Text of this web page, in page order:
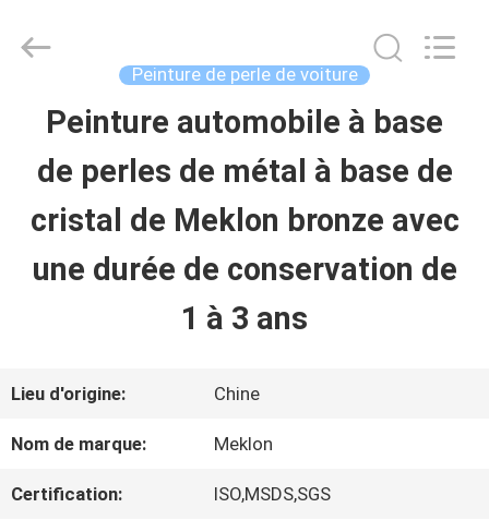
APERÇU
PRODUITS
VIDÉOS
PROPOS
Meklon
Reserved.
Peinture de perle de voiture
Peinture automobile à base
de perles de métal à base de
cristal de Meklon bronze avec
une durée de conservation de
1 à 3 ans
Lieu d'origine: Chine
Nom de marque: Meklon
Certification: ISO,MSDS,SGS